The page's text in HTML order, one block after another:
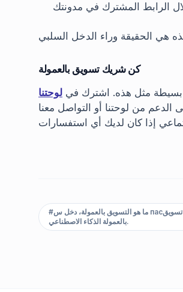
كن شريك تسويق بالعمولة
بسيطة مثل هذه. اشترك في لوحتنا
من لوحتنا أو التواصل معنا
#ما هو التسويق بالعمولة، دخل س пасيف، كيف يتم التسويق بالعمولة، شراكة المبيعات، كسب المال بسهولة، محتويات تسويق بالعمولة الجاهزة، تسويق
بالعمولة الذكاء الاصطناعي.